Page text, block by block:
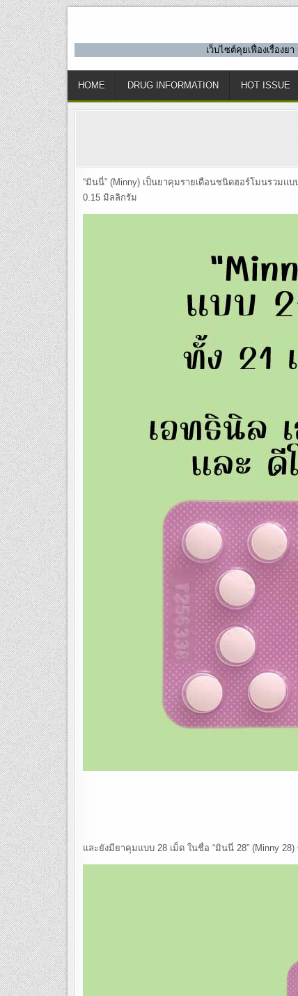
Skip
to
content
เว็บไซต์คุยเฟื่องเรื่อง
HOME DRUG INFORMATION HOT ISSUE
“มินนี่” (Minny) เป็นยาคุมรายเดือนชนิดฮอร์โมนรวมแบ
0.15 มิลลิกรัม
และยังมียาคุมแบบ 28 เม็ด ในชื่อ “มินนี่ 28” (Minny